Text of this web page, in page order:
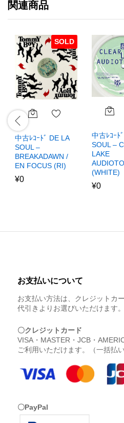
関連商品
SOLD
中古ﾚｺｰﾄﾞ DE LA
SOUL –
BREAKADAWN /
EN FOCUS (RI)
¥0
中古ﾚｺｰﾄ
SOUL –
LAKE
(WHITE)
¥0
お支払いについて
お支払い方法は、クレジットカ
代引きよりお選びいただけます。
〇クレジットカード
VISA・MASTER・JCB・
ご利用いただけます。（一括払
〇PayPal